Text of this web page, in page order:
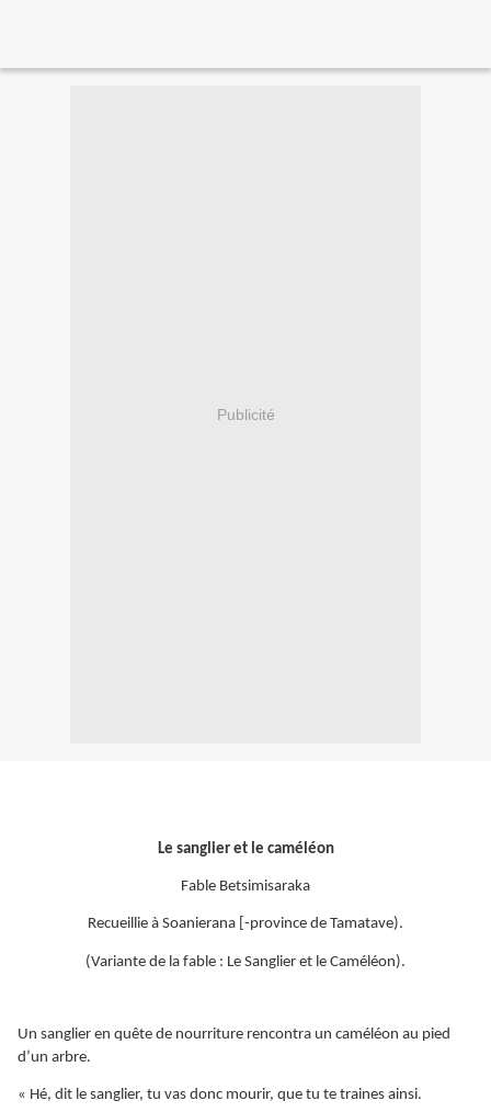
Publicité
Le sanglier et le caméléon
Fable Betsimisaraka
Recueillie à Soanierana [-province de Tamatave).
(Variante de la fable : Le Sanglier et le Caméléon).
Un sanglier en quête de nourriture rencontra un caméléon au pied
d’un arbre.
« Hé, dit le sanglier, tu vas donc mourir, que tu te traines ainsi.